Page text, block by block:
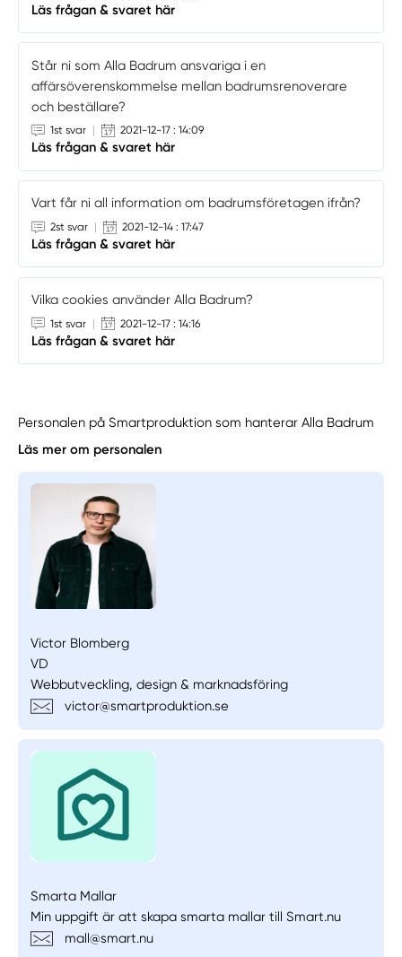
Läs frågan & svaret här
Står ni som Alla Badrum ansvariga i en
affärsöverenskommelse mellan badrumsrenoverare
och beställare?
1st svar 2021-12-17 : 14:09
Läs frågan & svaret här
Vart får ni all information om badrumsföretagen ifrån?
2st svar 2021-12-14 : 17:47
Läs frågan & svaret här
Vilka cookies använder Alla Badrum?
1st svar | 2021-12-17 : 14:16
Läs frågan & svaret här
Personalen på Smartproduktion som hanterar Alla Badrum
Läs mer om personalen
Victor Blomberg
VD
Webbutveckling, design & marknadsföring
victor@smartproduktion.se
Smarta Mallar
Min uppgift är att skapa smarta mallar till Smart.nu
mall@smart.nu